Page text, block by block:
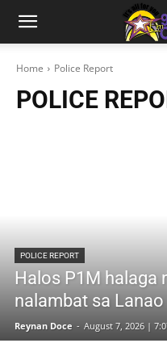
Home Police Report
POLICE
POLICE REPORT
Halos P1M halaga
nalambat sa Lanao
Reynan Doce - August 7, 2026 |